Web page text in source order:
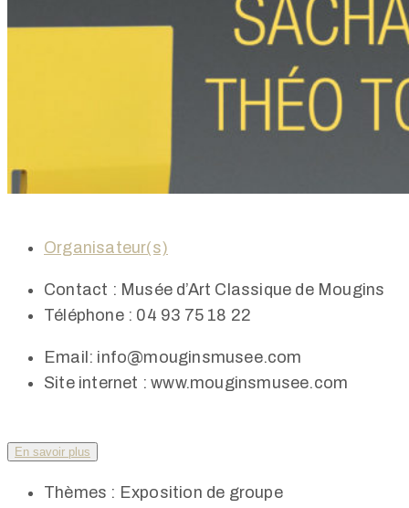
Organisateur(s)
Contact : Musée d’Art Classique de Mougins
Téléphone : 04 93 75 18 22
Email: info@mouginsmusee.com
Site internet : www.mouginsmusee.com
En savoir plus
Thèmes : Exposition de groupe